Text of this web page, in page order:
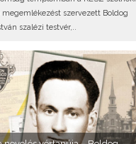
megemlékezést szervezett Boldog
szalézi testvér,..